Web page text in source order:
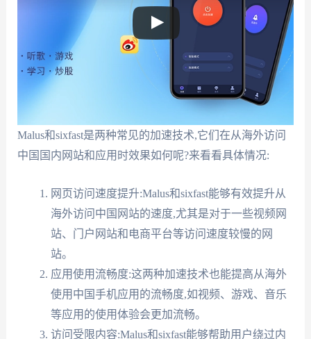
Malus和sixfast是两种常见的加速技术,它们在从海外访问
中国国内网站和应用时效果如何呢?来看看具体情况:
网页访问速度提升:Malus和sixfast能够有效提升从
海外访问中国网站的速度,尤其是对于一些视频网
站、门户网站和电商平台等访问速度较慢的网
站。
应用使用流畅度:这两种加速技术也能提高从海外
使用中国手机应用的流畅度,如视频、游戏、音乐
等应用的使用体验会更加流畅。
访问受限内容:Malus和sixfast能够帮助用户绕过内